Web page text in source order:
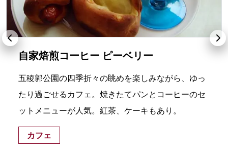
自家焙煎コーヒー ピーベリー
五稜郭公園の四季折々の眺めを楽しみながら、ゆっ
たり過ごせるカフェ。焼きたてパンとコーヒーのセ
ットメニューが人気。紅茶、ケーキもあり。
カフェ